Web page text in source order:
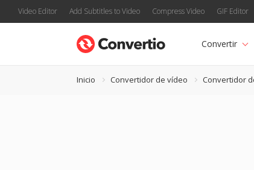
Video Editor Add Subtitles to Video Compress Video GIF Editor
Convertir
Inicio Convertidor de vídeo Convertidor